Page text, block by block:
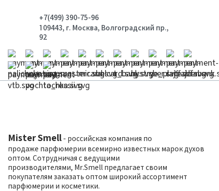
+7(499) 390-75-96
109443, г. Москва, Волгоградский пр.,
92
Mister Smell - российская компания по
продаже парфюмерии всемирно известных марок духов
оптом. Сотрудничая с ведущими
производителями, Mr.Smell предлагает своим
покупателям заказать оптом широкий ассортимент
парфюмерии и косметики.